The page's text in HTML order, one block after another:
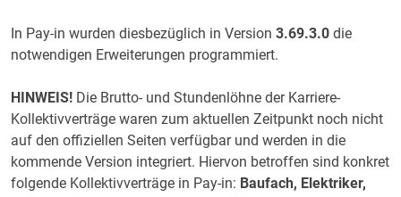
In Pay-in wurden diesbezüglich in Version 3.69.3.0 die
notwendigen Erweiterungen programmiert.
HINWEIS! Die Brutto- und Stundenlöhne der Karriere-
Kollektivverträge waren zum aktuellen Zeitpunkt noch nicht
auf den offiziellen Seiten verfügbar und werden in die
kommende Version integriert. Hiervon betroffen sind konkret
folgende Kollektivverträge in Pay-in: Baufach, Elektriker,